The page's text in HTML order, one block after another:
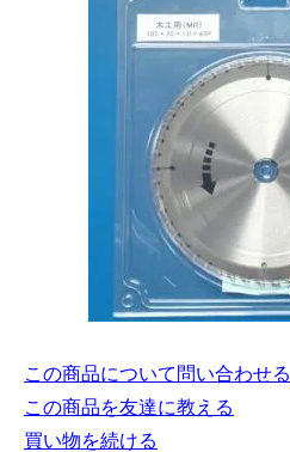
この商品について問い合わせる
この商品を友達に教える
買い物を続ける